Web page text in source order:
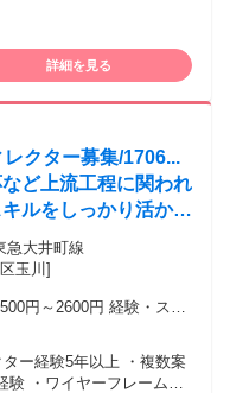
Photoshop利用経験 ・ソ
【求める人物
がミスなく行える方 （細
ケーション能力を備えて
に運用の見直しや全体を
できる （媒体特性上、繁
理や改善も一緒に取り
詳細を見る
クター募集/1706...
ど上流工程に関われ
ルをしっかり活かせ
急大井町線
玉川]
円～2600円 経験・スキ
ー経験5年以上 ・複数案
験 ・ワイヤーフレーム作